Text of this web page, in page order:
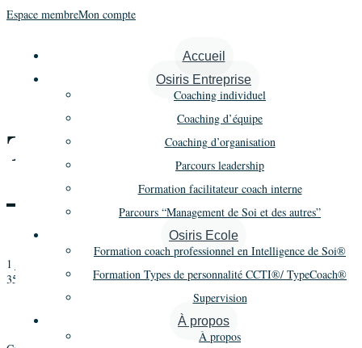
Espace membreMon compte
Accueil
Osiris Entreprise
Coaching individuel
Coaching d’équipe
Coaching d’organisation
Parcours leadership
Formation facilitateur coach interne
Parcours “Management de Soi et des autres”
Osiris Ecole
Formation coach professionnel en Intelligence de Soi®
Formation Types de personnalité CCTI®/ TypeCoach®
Supervision
À propos
À propos
« Tous les Évènements
Types de personnalité
– Jours 1, 2 et 3
1 juillet 2020
3508€
Supervision 2019/20 – Module 3
Types de personnalité – Jours 4 et 5»